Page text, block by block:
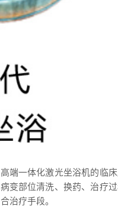
高端一体化激光坐浴机的临
病变部位清洗、换药、治疗
合治疗手段。